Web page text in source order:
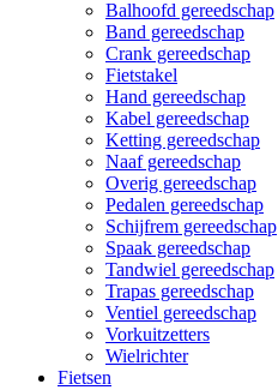
Balhoofd gereedschap
Band gereedschap
Crank gereedschap
Fietstakel
Hand gereedschap
Kabel gereedschap
Ketting gereedschap
Naaf gereedschap
Overig gereedschap
Pedalen gereedschap
Schijfrem gereedschap
Spaak gereedschap
Tandwiel gereedschap
Trapas gereedschap
Ventiel gereedschap
Vorkuitzetters
Wielrichter
Fietsen